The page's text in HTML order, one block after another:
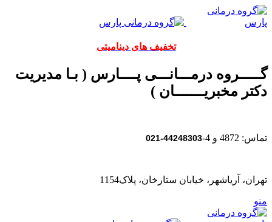
تخفیف های دینامیتی
گـــــروه درمـــانـــی پــــارس ( بـا مدیریت
دکتر مخبریـــــــان )
تماس: 4872 و 4- 44248303-021
تهران، آریاشهر، خیابان ستارخان، پلاک1154
منو